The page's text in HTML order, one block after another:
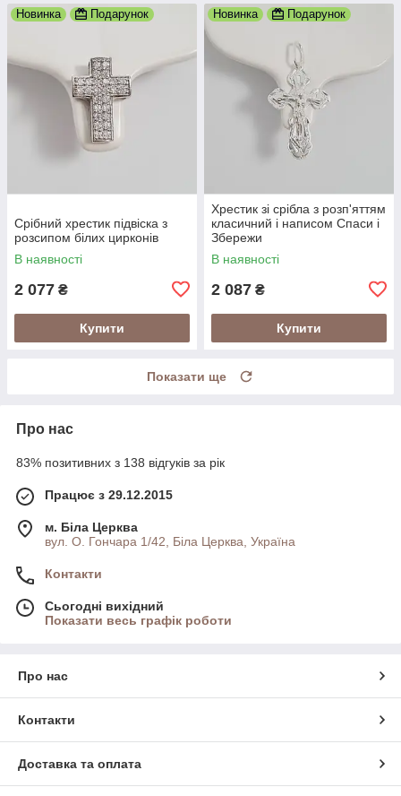
Новинка Подарунок
Срібний хрестик підвіска з
розсипом білих цирконів
В наявності
2 077 ₴
Купити
Новинка Подарунок
Хрестик зі срібла з розп'яттям
класичний і написом Спаси і
Збережи
В наявності
2 087 ₴
Купити
Показати ще
Про нас
83% позитивних з 138 відгуків за рік
Працює з 29.12.2015
м. Біла Церква
вул. О. Гончара 1/42, Біла Церква, Україна
Контакти
Сьогодні вихідний
Показати весь графік роботи
Про нас
Контакти
Доставка та оплата